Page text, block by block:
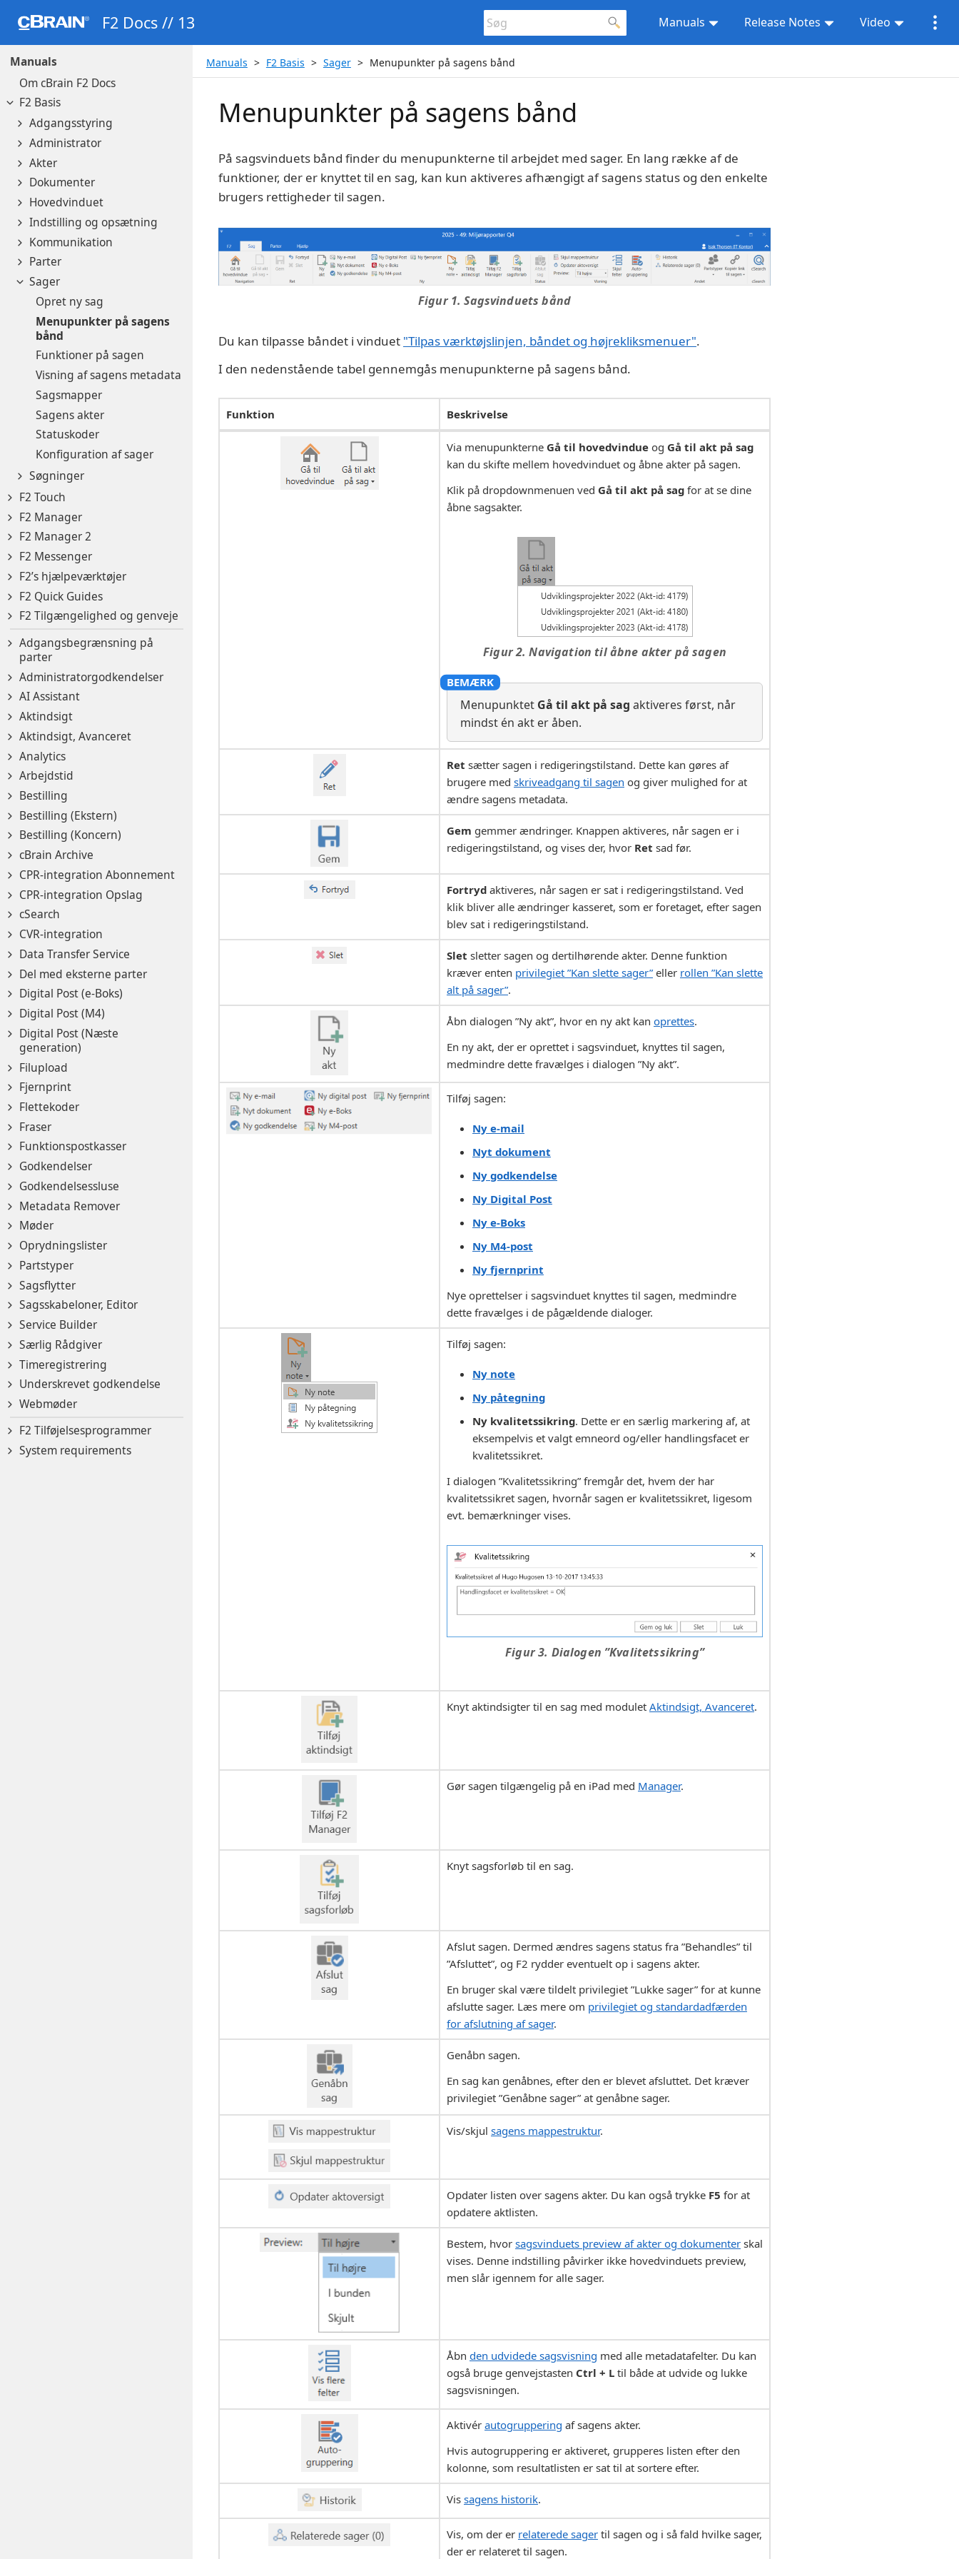
F2 Docs // 13 Manuals Release Notes Video
Manuals
Om cBrain F2 Docs
F2 Basis
Adgangsstyring
Administrator
Akter
Dokumenter
Hovedvinduet
Indstilling og opsætning
Kommunikation
Parter
Sager
Opret ny sag
Menupunkter på sagens
bånd
Funktioner på sagen
Visning af sagens metadata
Sagsmapper
Sagens akter
Statuskoder
Konfiguration af sager
Søgninger
F2 Touch
F2 Manager
F2 Manager 2
F2 Messenger
F2’s hjælpeværktøjer
F2 Quick Guides
F2 Tilgængelighed og genveje
Adgangsbegrænsning på
parter
Administratorgodkendelser
AI Assistant
Aktindsigt
Aktindsigt, Avanceret
Analytics
Arbejdstid
Bestilling
Bestilling (Ekstern)
Bestilling (Koncern)
cBrain Archive
CPR-integration Abonnement
CPR-integration Opslag
cSearch
CVR-integration
Data Transfer Service
Del med eksterne parter
Digital Post (e-Boks)
Digital Post (M4)
Digital Post (Næste
generation)
Filupload
Fjernprint
Flettekoder
Fraser
Funktionspostkasser
Godkendelser
Godkendelsessluse
Metadata Remover
Møder
Oprydningslister
Partstyper
Sagsflytter
Sagsskabeloner, Editor
Service Builder
Særlig Rådgiver
Timeregistrering
Underskrevet godkendelse
Webmøder
F2 Tilføjelsesprogrammer
System requirements
Manuals F2 Basis Sager Menupunkter på sagens bånd
Menupunkter på sagens bånd
På sagsvinduets bånd finder du menupunkterne til arbejdet med sager. En lang række af de
funktioner, der er knyttet til en sag, kan kun aktiveres afhængigt af sagens status og den enkelte
brugers rettigheder til sagen.
Figur 1. Sagsvinduets bånd
Du kan tilpasse båndet i vinduet "Tilpas værktøjslinjen, båndet og højrekliksmenuer".
I den nedenstående tabel gennemgås menupunkterne på sagens bånd.
Funktion Beskrivelse
Via menupunkterne Gå til hovedvindue og Gå til akt på sag
kan du skifte mellem hovedvinduet og åbne akter på sagen.
Klik på dropdownmenuen ved Gå til akt på sag for at se dine
åbne sagsakter.
Figur 2. Navigation til åbne akter på sagen
Menupunktet Gå til akt på sag aktiveres først, når
mindst én akt er åben.
Ret sætter sagen i redigeringstilstand. Dette kan gøres af
brugere med skriveadgang til sagen og giver mulighed for at
ændre sagens metadata.
Gem gemmer ændringer. Knappen aktiveres, når sagen er i
redigeringstilstand, og vises der, hvor Ret sad før.
Fortryd aktiveres, når sagen er sat i redigeringstilstand. Ved
klik bliver alle ændringer kasseret, som er foretaget, efter sagen
blev sat i redigeringstilstand.
Slet sletter sagen og dertilhørende akter. Denne funktion
kræver enten privilegiet ”Kan slette sager” eller rollen ”Kan slette
alt på sager”.
Åbn dialogen ”Ny akt”, hvor en ny akt kan oprettes.
En ny akt, der er oprettet i sagsvinduet, knyttes til sagen,
medmindre dette fravælges i dialogen ”Ny akt”.
Tilføj sagen:
Ny e-mail
Nyt dokument
Ny godkendelse
Ny Digital Post
Ny e-Boks
Ny M4-post
Ny fjernprint
Nye oprettelser i sagsvinduet knyttes til sagen, medmindre
dette fravælges i de pågældende dialoger.
Tilføj sagen:
Ny note
Ny påtegning
Ny kvalitetssikring. Dette er en særlig markering af, at
eksempelvis et valgt emneord og/eller handlingsfacet er
kvalitetssikret.
I dialogen ”Kvalitetssikring” fremgår det, hvem der har
kvalitetssikret sagen, hvornår sagen er kvalitetssikret, ligesom
evt. bemærkninger vises.
Figur 3. Dialogen ”Kvalitetssikring”
Knyt aktindsigter til en sag med modulet Aktindsigt, Avanceret.
Gør sagen tilgængelig på en iPad med Manager.
Knyt sagsforløb til en sag.
Afslut sagen. Dermed ændres sagens status fra ”Behandles” til
”Afsluttet”, og F2 rydder eventuelt op i sagens akter.
En bruger skal være tildelt privilegiet ”Lukke sager” for at kunne
afslutte sager. Læs mere om privilegiet og standardadfærden
for afslutning af sager.
Genåbn sagen.
En sag kan genåbnes, efter den er blevet afsluttet. Det kræver
privilegiet ”Genåbne sager” at genåbne sager.
Vis/skjul sagens mappestruktur.
Opdater listen over sagens akter. Du kan også trykke F5 for at
opdatere aktlisten.
Bestem, hvor sagsvinduets preview af akter og dokumenter skal
vises. Denne indstilling påvirker ikke hovedvinduets preview,
men slår igennem for alle sager.
Åbn den udvidede sagsvisning med alle metadatafelter. Du kan
også bruge genvejstasten Ctrl + L til både at udvide og lukke
sagsvisningen.
Aktivér autogruppering af sagens akter.
Hvis autogruppering er aktiveret, grupperes listen efter den
kolonne, som resultatlisten er sat til at sortere efter.
Vis sagens historik.
Vis, om der er relaterede sager til sagen og i så fald hvilke sager,
der er relateret til sagen.